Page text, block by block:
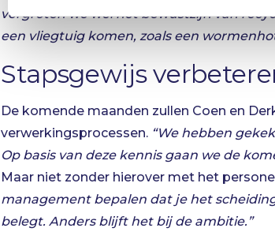
vergroten we wel het bewustzijn van
een vliegtuig komen, zoals een
Stapsgewijs
De komende maanden zullen Coen en
verwerkingsprocessen. “We hebben
Op basis van deze kennis gaan we de
Maar niet zonder hierover met het
management bepalen dat je het
belegt. Anders blijft het bij de ambitie.”